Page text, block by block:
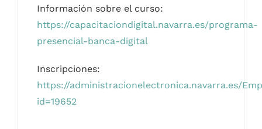
Información sobre el curso:
https://capacitaciondigital.navarra.es/programa-
presencial-banca-digital
Inscripciones:
https://administracionelectronica.navarra.es/
id=19652